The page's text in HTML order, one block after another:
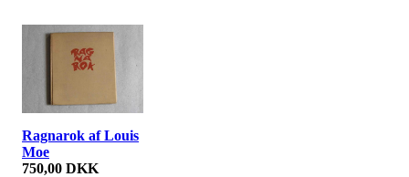
Ragnarok af Louis
Moe
750,00 DKK